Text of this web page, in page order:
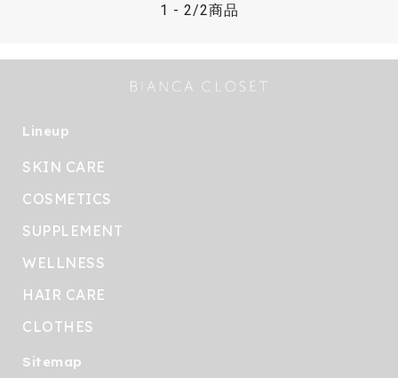
1 - 2/2商品
Lineup
SKIN CARE
COSMETICS
SUPPLEMENT
WELLNESS
HAIR CARE
CLOTHES
Sitemap